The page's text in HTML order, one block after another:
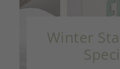
Winter